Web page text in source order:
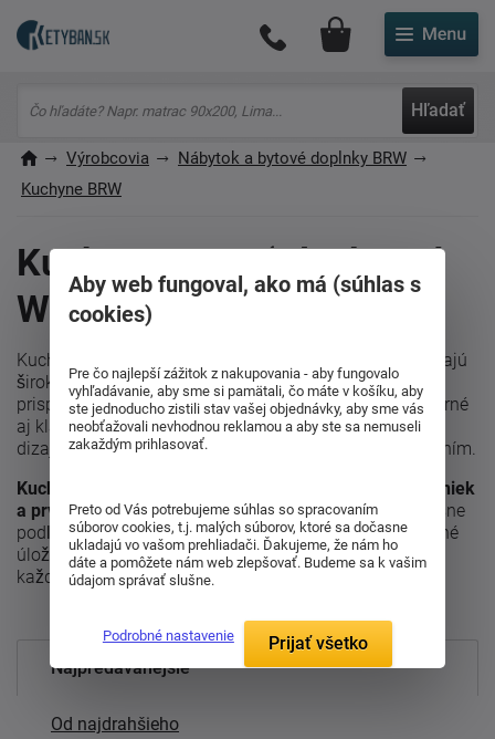
Hľadať
Môj účet
Výrobcovia
Nábytok a bytové doplnky BRW
Kuchyne BRW
Kuchyne BRW (Black Red
White)
Kuchyne od dodávateľa
ponúkajú
širokú škálu štýlových a funkčných riešení, ktoré sa
prispôsobia každému interiéru. V ponuke nájdete moderné
aj klasické kuchynské linky, ktoré vynikajú praktickým
dizajnom, kvalitnými materiálmi a precíznym spracovaním.
Kuchyne BRW umožňujú kombináciu jednotlivých skriniek
a prvkov, čo zaručuje vytvorenie kuchyne na mieru presne
podľa vašich potrieb. Elegantné prevedenie a premyslené
úložné priestory zabezpečujú komfort a pohodlie pri
každodennom varení.
Najpredávanejšie
Od najdrahšieho
Aby web fungoval, ako má (súhlas s
cookies)
Pre čo najlepší zážitok z nakupovania - aby fungovalo
vyhľadávanie, aby sme si pamätali, čo máte v košíku, aby
ste jednoducho zistili stav vašej objednávky, aby sme vás
neobťažovali nevhodnou reklamou a aby ste sa nemuseli
zakaždým prihlasovať.
Preto od Vás potrebujeme súhlas so spracovaním
súborov cookies, t.j. malých súborov, ktoré sa dočasne
ukladajú vo vašom prehliadači. Ďakujeme, že nám ho
dáte a pomôžete nám web zlepšovať. Budeme sa k vašim
údajom správať slušne.
Podrobné nastavenie Prijať všetko